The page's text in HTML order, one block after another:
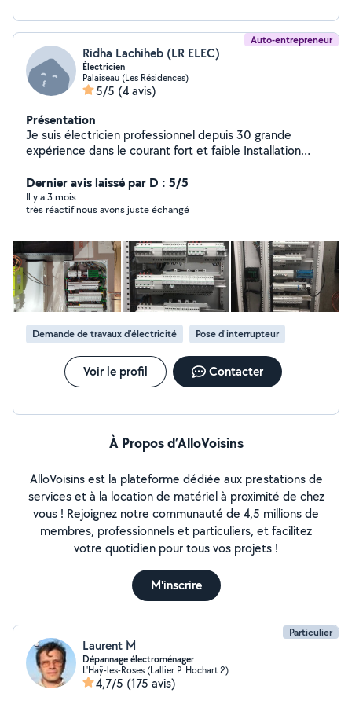
Auto-entrepreneur
Ridha Lachiheb (LR ELEC)
Électricien
Palaiseau (Les Résidences)
5/5 (4 avis)
Présentation
Je suis électricien professionnel depuis 30 grande
expérience dans le courant fort et faible Installation
Dernier avis laissé par D : 5/5
Il y a 3 mois
très réactif nous avons juste échangé
Demande de travaux d’électricité Pose d'interrupteur
Voir le profil Contacter
À Propos d’AlloVoisins
AlloVoisins est la plateforme dédiée aux prestations de
services et à la location de matériel à proximité de chez
vous ! Rejoignez notre communauté de 4,5 millions de
membres, professionnels et particuliers, et facilitez
votre quotidien pour tous vos projets !
M'inscrire
Particulier
Laurent M
Dépannage électroménager
L'Haÿ-les-Roses (Lallier P. Hochart 2)
4,7/5 (175 avis)